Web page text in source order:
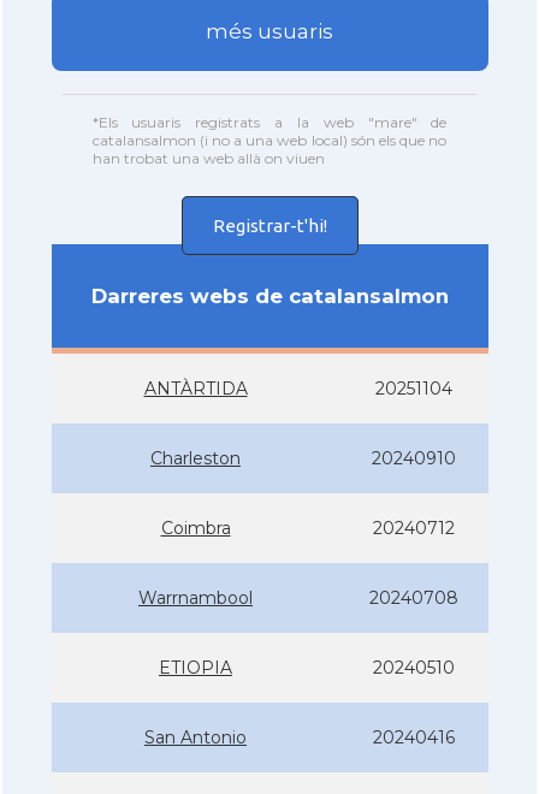
més usuaris
*Els usuaris registrats a la web "mare" de
catalansalmon (i no a una web local) són els que no
han trobat una web allà on viuen
Registrar-t'hi!
Darreres webs de catalansalmon
ANTÀRTIDA 20251104
Charleston 20240910
Coimbra 20240712
Warrnambool 20240708
ETIOPIA 20240510
San Antonio 20240416